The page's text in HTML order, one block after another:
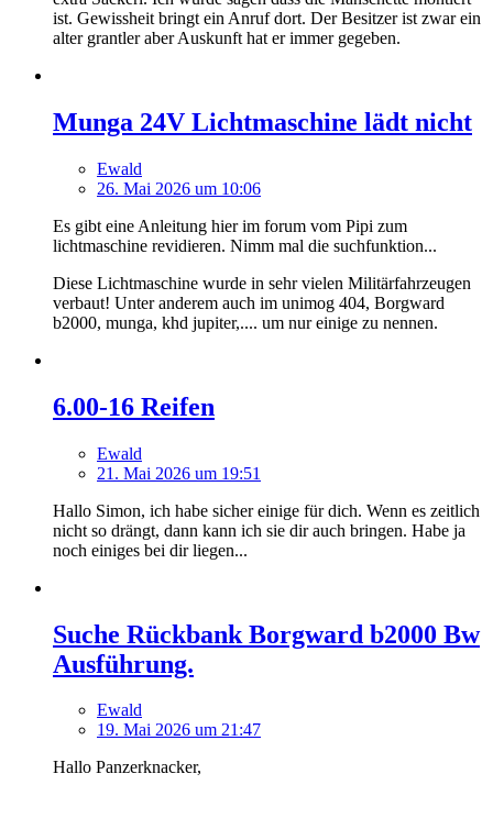
ist. Gewissheit bringt ein Anruf dort. Der Besitzer ist zwar ein
alter grantler aber Auskunft hat er immer gegeben.
Munga 24V Lichtmaschine lädt nicht
Ewald
26. Mai 2026 um 10:06
Es gibt eine Anleitung hier im forum vom Pipi zum
lichtmaschine revidieren. Nimm mal die suchfunktion...
Diese Lichtmaschine wurde in sehr vielen Militärfahrzeugen
verbaut! Unter anderem auch im unimog 404, Borgward
b2000, munga, khd jupiter,.... um nur einige zu nennen.
6.00-16 Reifen
Ewald
21. Mai 2026 um 19:51
Hallo Simon, ich habe sicher einige für dich. Wenn es zeitlich
nicht so drängt, dann kann ich sie dir auch bringen. Habe ja
noch einiges bei dir liegen...
Suche Rückbank Borgward b2000 Bw
Ausführung.
Ewald
19. Mai 2026 um 21:47
Hallo Panzerknacker,